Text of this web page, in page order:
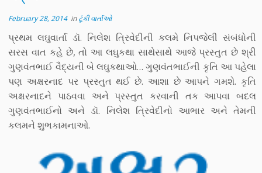
February 28, 2014inટૂંકી વાર્તાઓ
પ્રથમ લઘુવાર્તા ડૉ. નિલેશ ત્રિવેદીની કલમે નિપજેલી સંબંધોની
સરસ વાત કહે છે, તો આ લઘુકથા સાથેસાથે આજે પ્રસ્તુત છે શ્રી
ગુણવંતભાઈ વૈદ્યની બે લઘુકથાઓ… ગુણવંતભાઈની કૃતિ આ પહેલા
પણ અક્ષરનાદ પર પ્રસ્તુત થઈ છે. આશા છે આપને ગમશે. કૃતિ
અક્ષરનાદને પાઠવવા અને પ્રસ્તુત કરવાની તક આપવા બદલ
ગુણવંતભાઈનો અને ડૉ. નિલેશ ત્રિવેદીનો આભાર અને તેમની
કલમને શુભકામનાઓ.